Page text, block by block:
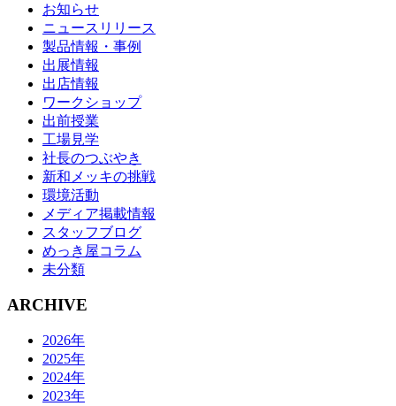
お知らせ
ニュースリリース
製品情報・事例
出展情報
出店情報
ワークショップ
出前授業
工場見学
社長のつぶやき
新和メッキの挑戦
環境活動
メディア掲載情報
スタッフブログ
めっき屋コラム
未分類
ARCHIVE
2026年
2025年
2024年
2023年